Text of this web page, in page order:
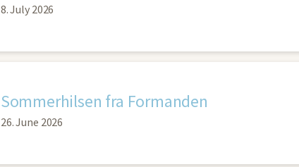
8. July 2026
Sommerhilsen fra Formanden
26. June 2026